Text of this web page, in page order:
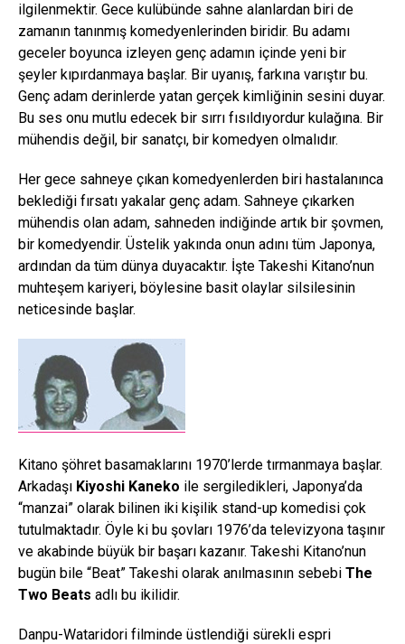
ilgilenmektir. Gece kulübünde sahne alanlardan biri de
zamanın tanınmış komedyenlerinden biridir. Bu adamı
geceler boyunca izleyen genç adamın içinde yeni bir
şeyler kıpırdanmaya başlar. Bir uyanış, farkına varıştır bu.
Genç adam derinlerde yatan gerçek kimliğinin sesini duyar.
Bu ses onu mutlu edecek bir sırrı fısıldıyordur kulağına. Bir
mühendis değil, bir sanatçı, bir komedyen olmalıdır.
Her gece sahneye çıkan komedyenlerden biri hastalanınca
beklediği fırsatı yakalar genç adam. Sahneye çıkarken
mühendis olan adam, sahneden indiğinde artık bir şovmen,
bir komedyendir. Üstelik yakında onun adını tüm Japonya,
ardından da tüm dünya duyacaktır. İşte Takeshi Kitano’nun
muhteşem kariyeri, böylesine basit olaylar silsilesinin
neticesinde başlar.
Kitano şöhret basamaklarını 1970’lerde tırmanmaya başlar.
Arkadaşı Kiyoshi Kaneko ile sergiledikleri, Japonya’da
“manzai” olarak bilinen iki kişilik stand-up komedisi çok
tutulmaktadır. Öyle ki bu şovları 1976’da televizyona taşınır
ve akabinde büyük bir başarı kazanır. Takeshi Kitano’nun
bugün bile “Beat” Takeshi olarak anılmasının sebebi The
Two Beats adlı bu ikilidir.
Danpu-Wataridori filminde üstlendiği sürekli espri